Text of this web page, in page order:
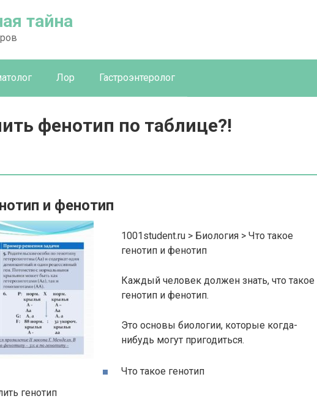
тайна
Лор Гастроэнтеролог
фенотип по таблице?!
и фенотип
1001student.ru > Биология > Что такое
генотип и фенотип
Каждый человек должен знать, что такое
генотип и фенотип.
Это основы биологии, которые когда-
нибудь могут пригодиться.
Что такое генотип
генотип